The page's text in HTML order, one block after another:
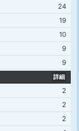
24
19
10
9
9
詳細
2
2
2